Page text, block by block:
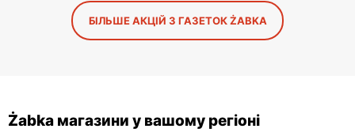
БІЛЬШЕ АКЦІЙ З ГАЗЕТОК ŻABKA
Żabka магазини у вашому регіоні